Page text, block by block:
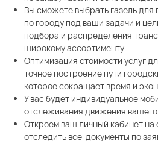
Вы сможете выбрать газель для
по городу под ваши задачи и
подбора и распределения
широкому ассортименту.
Оптимизация стоимости услуг
точное построение пути
которое сокращает время и
У вас будет индивидуальное
отслеживания движения
Откроем ваш личный кабинет
отследить все документы по